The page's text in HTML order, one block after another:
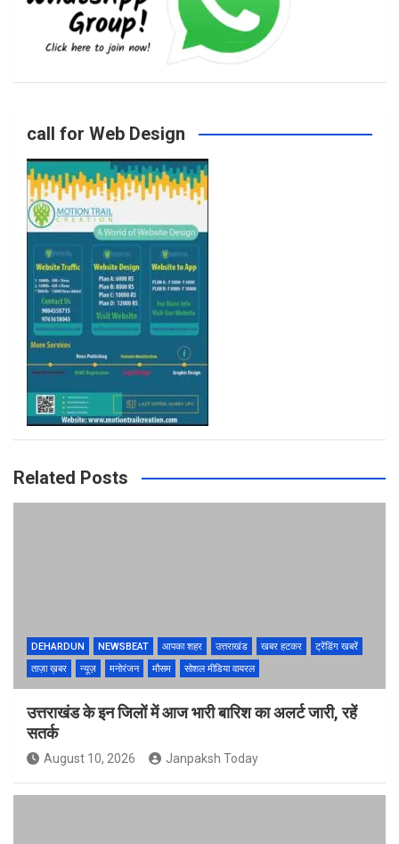
b
o
k
r
a
m
call for Web Design
Related Posts
DEHARDUN NEWSBEAT आपका शहर उत्तराखंड खबर हटकर
ट्रेंडिंग खबरें
ताज़ा ख़बर
न्यूज़ मनोरंजन मौसम सोशल मीडिया वायरल
उत्तराखंड के इन जिलों में आज भारी बारिश का अलर्ट जारी, रहें
सतर्क
August 10, 2026 Janpaksh Today